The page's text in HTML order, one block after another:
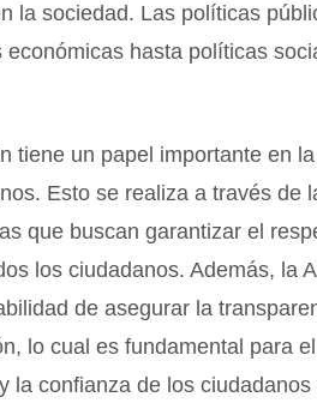
la sociedad. Las políticas
hasta políticas
tiene un papel importante en
Esto se realiza a través de
que buscan garantizar el
los ciudadanos. Además, la
de asegurar la
lo cual es fundamental para el
la confianza de los ciudadanos